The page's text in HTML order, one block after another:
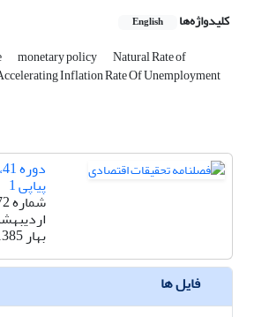
کلیدواژه‌ها English
monetary policy Natural Rate of
Inflation Rate Of Unemployment
پیاپی 1
بهار 1385
فایل ها